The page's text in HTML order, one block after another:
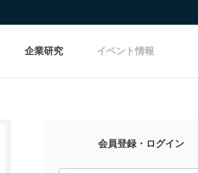
企業研究 イベント情報
会員登録・ログイン